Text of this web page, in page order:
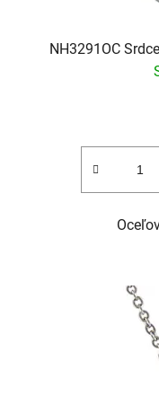
NH3291OC